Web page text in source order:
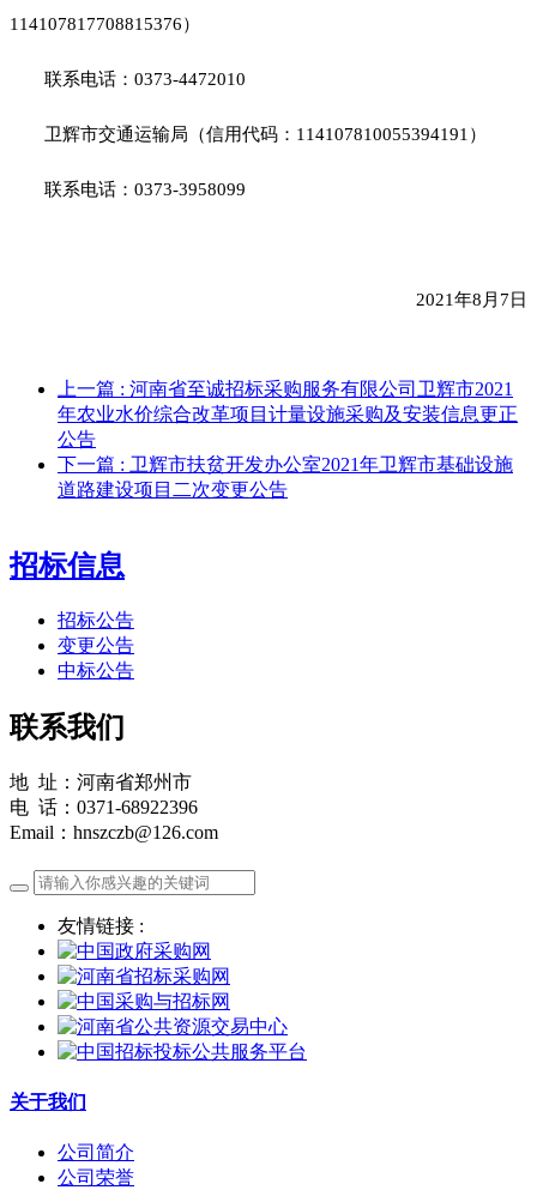
114107817708815376）
联系电话： 0373-4472010
卫辉市交通运输局（信用代码： 114107810055394191）
联系电话： 0373-3958099
2021年8月 7 日
上一篇 : 河南省至诚招标采购服务有限公司卫辉市2021
年农业水价综合改革项目计量设施采购及安装信息更正
公告
下一篇 : 卫辉市扶贫开发办公室2021年卫辉市基础设施
道路建设项目二次变更公告
招标信息
招标公告
变更公告
中标公告
联系我们
地 址：河南省郑州市
电 话：0371-68922396
Email：hnszczb@126.com
友情链接 :
关于我们
公司简介
公司荣誉